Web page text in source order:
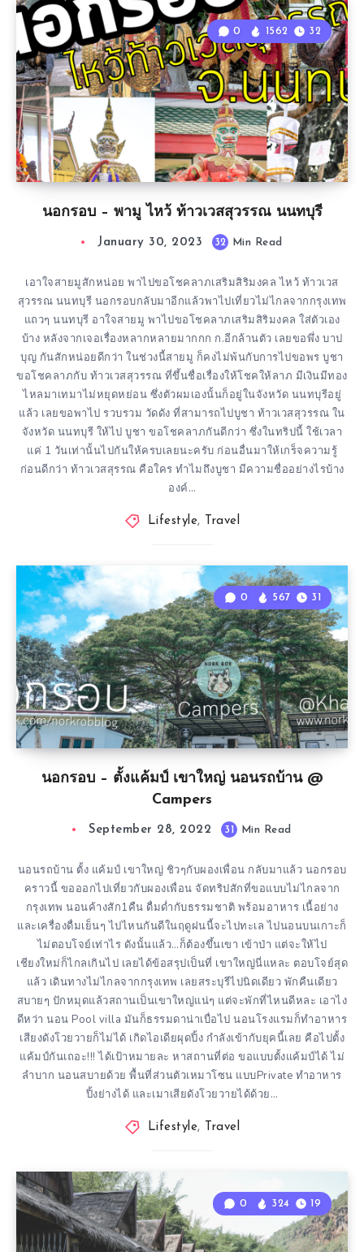
นอกรอบ – พามู ไหว้ ท้าวเวสสุวรรณ นนทบุรี
0 1562 32
January 30, 2023 32 Min Read
เอาใจสายมูสักหน่อย พาไปขอโชคลาภเสริมสิริมงคล ไหว้ ท้าวเวส
สุวรรณ นนทบุรี นอกรอบกลับมาอีกแล้วพาไปเที่ยวไม่ไกลจากกรุงเทพ
แถวๆ นนทบุรี อาใจสายมู พาไปขอโชคลาภเสริมสิริมงคล ใส่ตัวเอง
บ้าง หลังจากเจอเรื่องหลากหลายมากกก ก.อีกล้านตัว เลยขอพึ่ง บาป
บุญ กันสักหน่อยดีกว่า ในช่วงนี้สายมู ก็คงไม่พ้นกับการไปขอพร บูชา
ขอโชคลาภกับ ท้าวเวสสุวรรณ ที่ขึ้นชื่อเรื่องให้โชคให้ลาภ มีเงินมีทอง
ไหลมาเทมาไม่หยุดหย่อน ซึ่งตัวผมเองนั้นก็อยู่ในจังหวัด นนทบุรีอยู่
แล้ว เลยขอพาไป รวบรวม วัดดัง ที่สามารถไปบูชา ท้าวเวสสุวรรณ ใน
จังหวัด นนทบุรี ให้ไป บูชา ขอโชคลาภกันดีกว่า ซึ่งในทริปนี้ ใช้เวลา
แค่ 1 วันเท่านั้นไปกันให้ครบเลยนะครับ ก่อนอื่นมาให้เกร็จความรู้
ก่อนดีกว่า ท้าวเวสสุรรณ คือใคร ทำไมถึงบูชา มีความชื่ออย่างไรบ้าง
องค์…
Lifestyle, Travel
นอกรอบ – ตั้งแค้มป์ เขาใหญ่ นอนรถบ้าน @
Campers
0 567 31
September 28, 2022 31 Min Read
นอนรถบ้าน ตั้ง แค้มป์ เขาใหญ่ ชิวๆกับผองเพื่อน กลับมาแล้ว นอกรอบ
คราวนี้ ขอออกไปเที่ยวกับผองเพื่อน จัดทริปสักที่ขอแบบไม่ไกลจาก
กรุงเทพ นอนค้างสัก1คืน ดื่มด่ำกับธรรมชาติ พร้อมอาหาร เนื้อย่าง
และเครื่องดื่มเย็นๆ ไปไหนกันดีในฤดูฝนนี้จะไปทะเล ไปนอนบนเกาะก็
ไม่ตอบโจย์เท่าไร ดังนั้นแล้ว…ก็ต้องขึ้นเขา เข้าป่า แต่จะให้ไป
เชียงใหม่ก็ไกลเกินไป เลยได้ข้อสรุปเป็นที่ เขาใหญ่นี่แหละ ตอบโจย์สุด
แล้ว เดินทางไม่ไกลจากกรุงเทพ เลยสระบุรีไปนิดเดียว พักคืนเดียว
สบายๆ ปักหมุดแล้วสถานเป็นเขาใหญ่แน่ๆ แต่จะพักที่ไหนดีหละ เอาไง
ดีหว่า นอน Pool villa มันก็ธรรมดาน่าเบื่อไป นอนโรงแรมก็ทำอาหาร
เสียงดังโวยวายก็ไม่ได้ เกิดไอเดียผุดปิ้ง กำลังเข้ากับยุคนี้เลย คือไปตั้ง
แค้มป์กันเถอะ!!! ได้เป้าหมายละ หาสถานที่ต่อ ขอแบบตั้งแค้มป์ได้ ไม่
ลำบาก นอนสบายด้วย พื้นที่ส่วนตัวเหมาโซน แบบPrivate ทำอาหาร
ปิ้งย่างได้ และเมาเสียดังโวยวายได้ด้วย…
Lifestyle, Travel
0 324 19